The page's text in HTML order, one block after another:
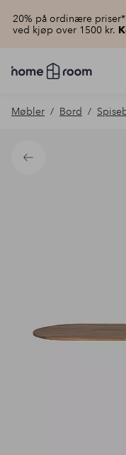
20% på ordinære
ved kjøp over 1500 kr.
Homeroom
–
hjemmet
pris
Møbler Bord
Tilbake